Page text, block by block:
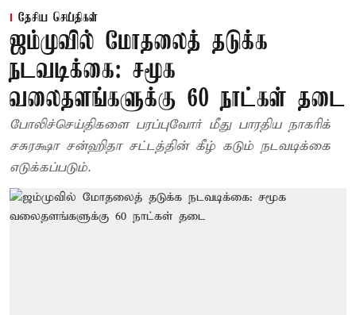
தேசிய செய்திகள்
ஜம்முவில் மோதலைத் தடுக்க
நடவடிக்கை: சமூக
வலைதளங்களுக்கு 60 நாட்கள் தடை
போலிச்செய்திகளை பரப்புவோர் மீது பாரதிய நாகரிக்
சசுரக்ஷா சன்ஹிதா சட்டத்தின் கீழ் கடும் நடவடிக்கை
எடுக்கப்படும்.